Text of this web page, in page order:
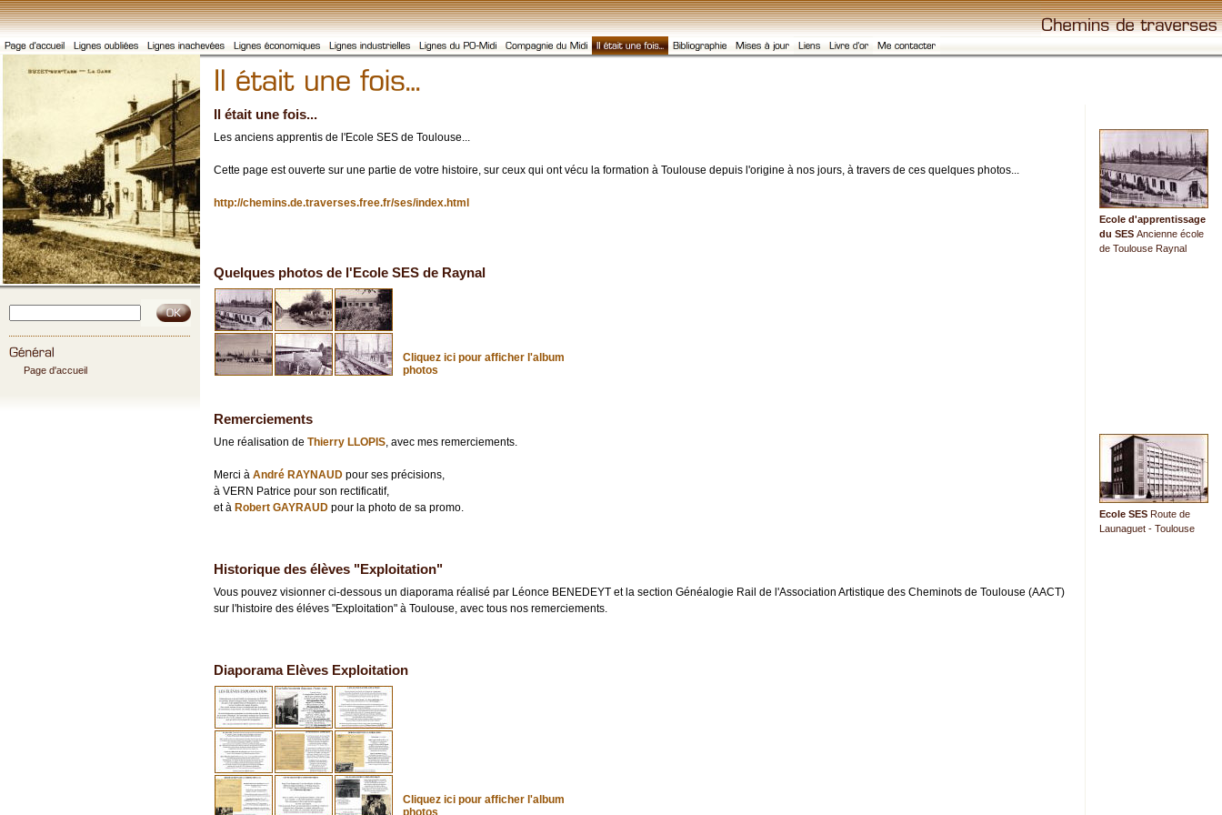
Page d'accueil
Il était une fois...
Les anciens apprentis de l'Ecole SES de Toulouse...
Cette page est ouverte sur une partie de votre histoire, sur ceux qui ont vécu la formation à Toulouse depuis l'origine à nos jours, à travers de ces quelques photos...
http://chemins.de.traverses.free.fr/ses/index.html
Ecole d'apprentissage
du SES Ancienne école
de Toulouse Raynal
Quelques photos de l'Ecole SES de Raynal
Cliquez ici pour afficher l'album
photos
Remerciements
Une réalisation de Thierry LLOPIS, avec mes remerciements.
Merci à André RAYNAUD pour ses précisions,
à VERN Patrice pour son rectificatif,
et à Robert GAYRAUD pour la photo de sa promo. Ecole SES Route de
Launaguet - Toulouse
Historique des élèves "Exploitation"
Vous pouvez visionner ci-dessous un diaporama réalisé par Léonce BENEDEYT et la section Généalogie Rail de l'Association Artistique des Cheminots de Toulouse (AACT)
sur l'histoire des éléves "Exploitation" à Toulouse, avec tous nos remerciements.
Diaporama Elèves Exploitation
Cliquez ici pour afficher l'album
photos